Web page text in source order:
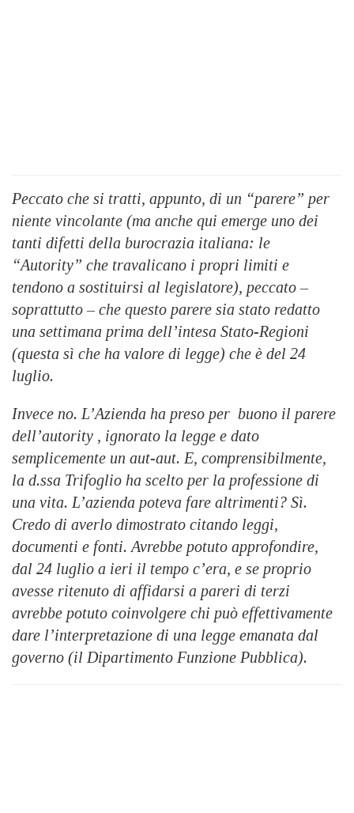
Peccato che si tratti, appunto, di un “parere” per
niente vincolante (ma anche qui emerge uno dei
tanti difetti della burocrazia italiana: le
“Autority” che travalicano i propri limiti e
tendono a sostituirsi al legislatore), peccato –
soprattutto – che questo parere sia stato redatto
una settimana prima dell’intesa Stato-Regioni
(questa sì che ha valore di legge) che è del 24
luglio.
Invece no. L’Azienda ha preso per buono il parere
dell’autority , ignorato la legge e dato
semplicemente un aut-aut. E, comprensibilmente,
la d.ssa Trifoglio ha scelto per la professione di
una vita. L’azienda poteva fare altrimenti? Sì.
Credo di averlo dimostrato citando leggi,
documenti e fonti. Avrebbe potuto approfondire,
dal 24 luglio a ieri il tempo c’era, e se proprio
avesse ritenuto di affidarsi a pareri di terzi
avrebbe potuto coinvolgere chi può effettivamente
dare l’interpretazione di una legge emanata dal
governo (il Dipartimento Funzione Pubblica).